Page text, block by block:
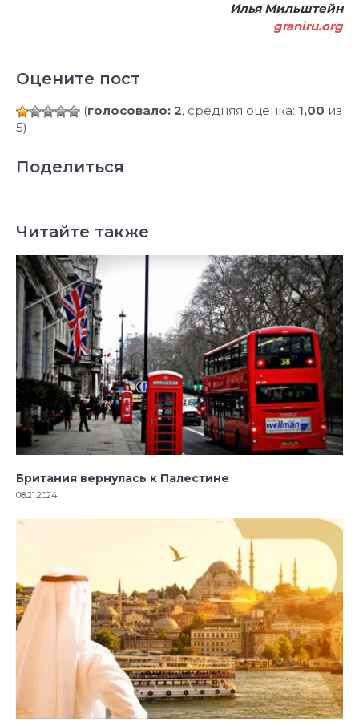
Илья Мильштейн
graniru.org
Оцените пост
(голосовало: 2, средняя оценка: 1,00 из
5)
Поделиться
Читайте также
Британия вернулась к Палестине
08.21.2024